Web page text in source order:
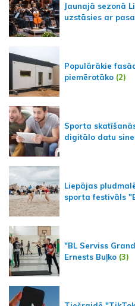
Jaunajā sezonā
uzstāsies ar
Populārākie
piemērotāko (2)
Sporta
digitālo datu
Liepājas
sporta festivāls
"BL Serviss
Ernests Buļko (3)